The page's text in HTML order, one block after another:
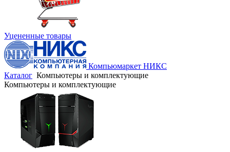
Уцененные товары
Компьюмаркет НИКС
Каталог Компьютеры и комплектующие
Компьютеры и комплектующие